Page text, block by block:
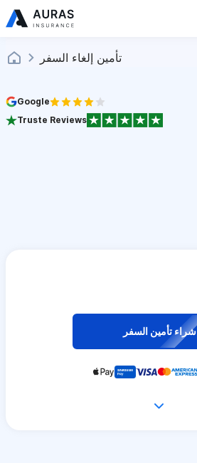
تأمين إلغاء السفر
Google
Truste Reviews
شراء تأمين السفر